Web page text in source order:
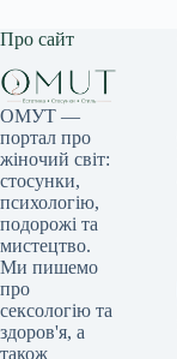
Про сайт
ОМУТ —
портал про
жіночий світ:
стосунки,
психологію,
подорожі та
мистецтво.
Ми пишемо
про
сексологію та
здоров'я, а
також